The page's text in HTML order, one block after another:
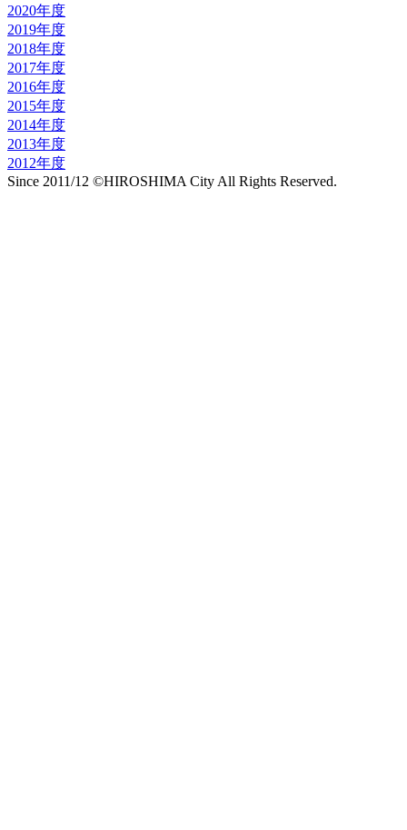
2020年度
2019年度
2018年度
2017年度
2016年度
2015年度
2014年度
2013年度
2012年度
Since 2011/12 ©HIROSHIMA City All Rights Reserved.